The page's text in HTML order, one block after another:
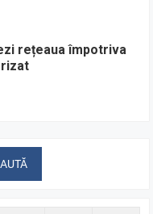
rețeaua împotriva